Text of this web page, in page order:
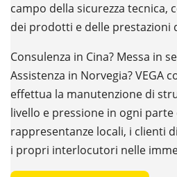
campo della sicurezza tecnica,
dei prodotti e delle prestazioni
Consulenza in Cina? Messa in
Assistenza in Norvegia? VEGA
effettua la manutenzione di
livello e pressione in ogni parte
rappresentanze locali, i clienti
i propri interlocutori nelle